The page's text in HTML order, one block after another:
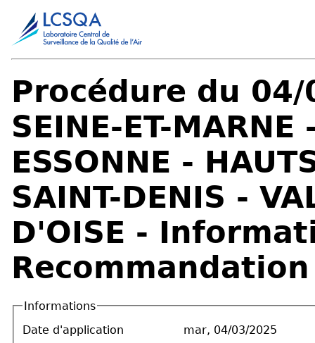
Procédure du 04/
SEINE-ET-MARNE
ESSONNE -
SAINT-DENIS -
D'OISE -
Recommandation
Informations
Date d'application
mar, 04/03/2025